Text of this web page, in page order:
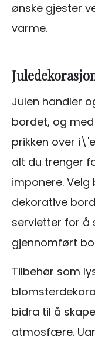
ønske gjester
varme.
Julen handler
bordet, og
prikken over
alt du trenger
imponere. Velg
dekorative
servietter for å
gjennomført
Tilbehør som
bidra til å
atmosfære.